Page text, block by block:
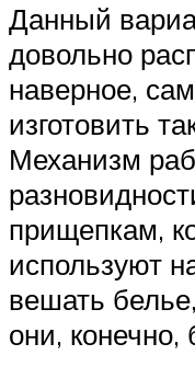
Данный
довольно
наверное,
изготовить
Механизм
прищепкам,
используют
вешать
они, конечно,